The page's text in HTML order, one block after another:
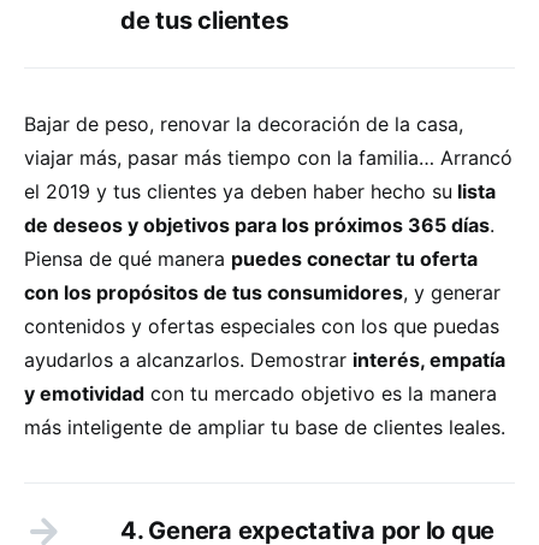
de tus clientes
Bajar de peso, renovar la decoración de la casa,
viajar más, pasar más tiempo con la familia… Arrancó
el 2019 y tus clientes ya deben haber hecho su lista
de deseos y objetivos para los próximos 365 días.
Piensa de qué manera puedes conectar tu oferta
con los propósitos de tus consumidores, y generar
contenidos y ofertas especiales con los que puedas
ayudarlos a alcanzarlos. Demostrar interés, empatía
y emotividad con tu mercado objetivo es la manera
más inteligente de ampliar tu base de clientes leales.
4. Genera expectativa por lo que